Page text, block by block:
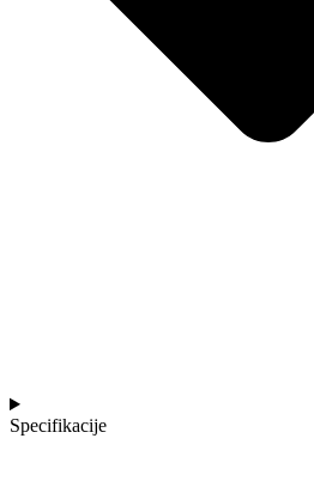
Specifikacije